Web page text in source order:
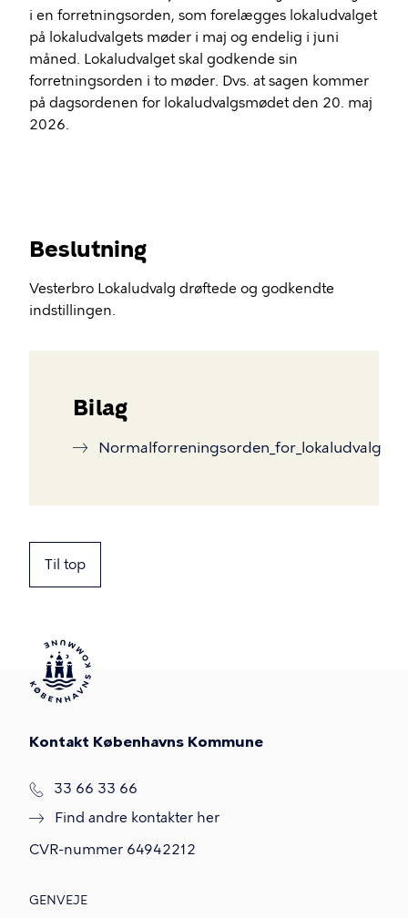
i en forretningsorden, som forelægges lokaludvalget
på lokaludvalgets møder i maj og endelig i juni
måned. Lokaludvalget skal godkende sin
forretningsorden i to møder. Dvs. at sagen kommer
på dagsordenen for lokaludvalgsmødet den 20. maj
2026.
Beslutning
Vesterbro Lokaludvalg drøftede og godkendte
indstillingen.
Bilag
Normalforreningsorden_for_lokaludvalg
Til top
Kontakt Københavns Kommune
T
f
33 66 33 66
Find andre kontakter her
CVR-nummer 64942212
GENVEJE